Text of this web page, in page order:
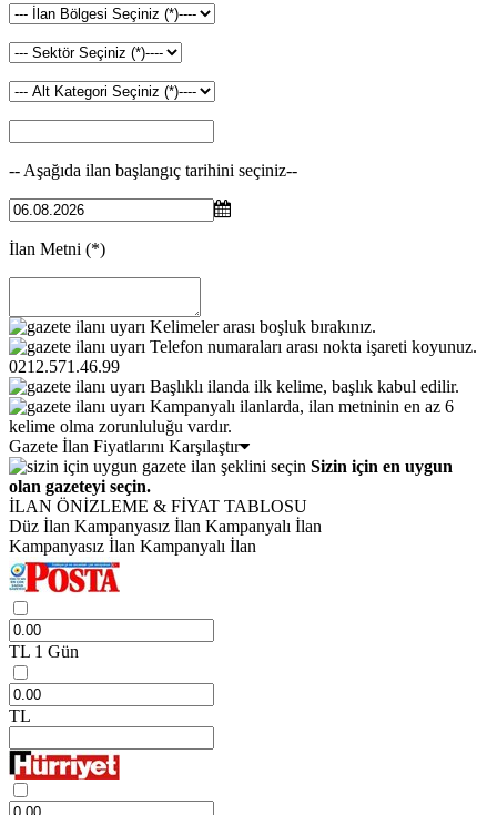
-- Aşağıda ilan başlangıç tarihini seçiniz--
İlan Metni (*)
Kelimeler arası boşluk bırakınız.
Telefon numaraları arası nokta işareti koyunuz.
0212.571.46.99
Başlıklı ilanda ilk kelime, başlık kabul edilir.
Kampanyalı ilanlarda, ilan metninin en az 6
kelime olma zorunluluğu vardır.
Gazete İlan Fiyatlarını Karşılaştır
Sizin için en uygun
olan gazeteyi seçin.
İLAN ÖNİZLEME & FİYAT TABLOSU
Düz İlan Kampanyasız İlan Kampanyalı İlan
Kampanyasız İlan Kampanyalı İlan
TL 1 Gün
TL